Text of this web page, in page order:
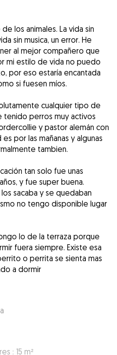
los animales. La vida sin
sin musica, un error. He
al mejor compañero que
mi estilo de vida no puedo
por eso estaría encantada
si fuesen míos.
cualquier tipo de
tenido perros muy activos
y pastor alemán con
por las mañanas y algunas
tambien.
tan solo fue unas
y fue super buena.
sacaba y se quedaban
no tengo disponible lugar
lo de la terraza porque
fuera siempre. Existe esa
o perrita se sienta mas
a dormir
: 15 m²